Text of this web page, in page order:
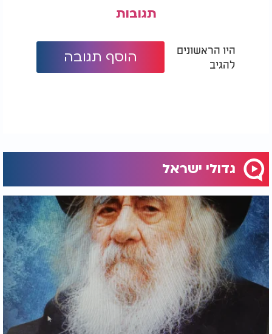
הרמב"םעם "מורה נבוכים". אבל הוא
היום - כשזה נשמע מוכר מתמיד
התשובות. אתה צריך להיות אדם של אמת, שלא מפחד
להיאבק.
תגובות
היו הראשונים
להגיב
הוסף תגובה
גדולי ישראל